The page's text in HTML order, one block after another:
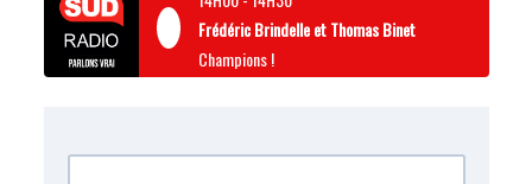
Frédéric Brindelle et Thomas Binet
Champions !